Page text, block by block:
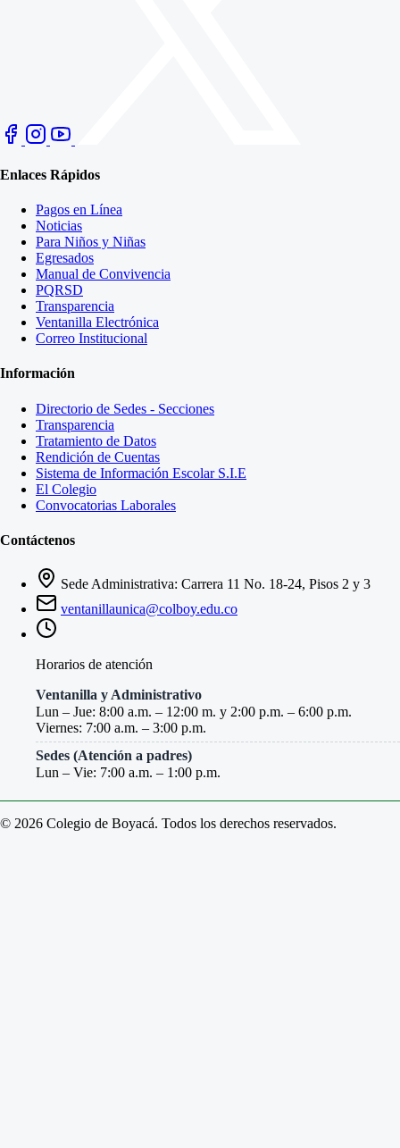
Enlaces Rápidos
Pagos en Línea
Noticias
Para Niños y Niñas
Egresados
Manual de Convivencia
PQRSD
Transparencia
Ventanilla Electrónica
Correo Institucional
Información
Directorio de Sedes - Secciones
Transparencia
Tratamiento de Datos
Rendición de Cuentas
Sistema de Información Escolar S.I.E
El Colegio
Convocatorias Laborales
Contáctenos
Sede Administrativa: Carrera 11 No. 18-24, Pisos 2 y 3
ventanillaunica@colboy.edu.co
Horarios de atención
Ventanilla y Administrativo
Lun – Jue: 8:00 a.m. – 12:00 m. y 2:00 p.m. – 6:00 p.m.
Viernes: 7:00 a.m. – 3:00 p.m.
Sedes (Atención a padres)
Lun – Vie: 7:00 a.m. – 1:00 p.m.
© 2026 Colegio de Boyacá. Todos los derechos reservados.